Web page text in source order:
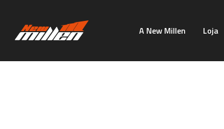
A New Millen Loja